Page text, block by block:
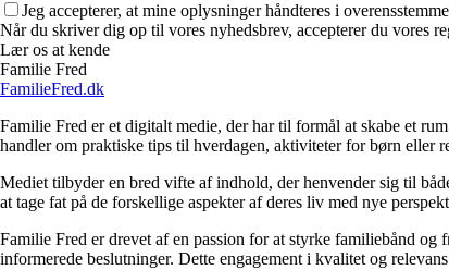
Jeg accepterer, at mine oplysninger håndteres i
Når du skriver dig op til vores nyhedsbrev, accepterer du vores
Lær os at kende
Familie Fred
FamilieFred.dk
Familie Fred er et digitalt medie, der har til formål at skabe et
handler om praktiske tips til hverdagen, aktiviteter for børn eller
Mediet tilbyder en bred vifte af indhold, der henvender sig til
at tage fat på de forskellige aspekter af deres liv med nye
Familie Fred er drevet af en passion for at styrke familiebånd
informerede beslutninger. Dette engagement i kvalitet og